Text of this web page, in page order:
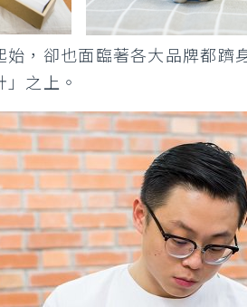
，卻也面臨著各大品牌都
之上。